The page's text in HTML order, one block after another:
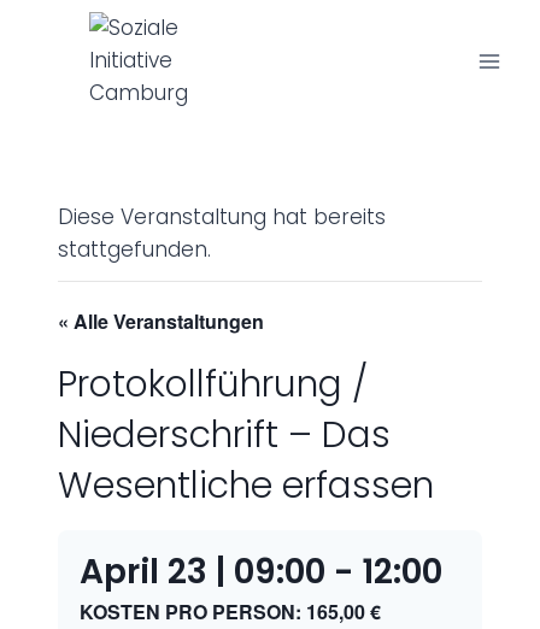
Diese Veranstaltung hat bereits
stattgefunden.
« Alle Veranstaltungen
Protokollführung /
Niederschrift – Das
Wesentliche erfassen
April 23 | 09:00 - 12:00
KOSTEN PRO PERSON: 165,00 €